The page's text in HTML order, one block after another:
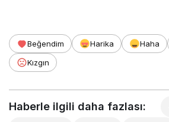
Beğendim Harika Haha
Kızgın
Haberle ilgili daha fazlası: